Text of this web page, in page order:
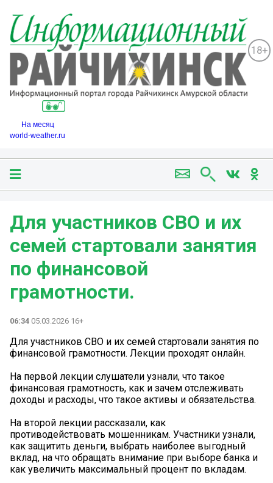
18+
На месяц
world-weather.ru
Для участников СВО и их
семей стартовали занятия
по финансовой
грамотности.
06:34 05.03.2026 16+
Для участников СВО и их семей стартовали занятия по
финансовой грамотности. Лекции проходят онлайн.
На первой лекции слушатели узнали, что такое
финансовая грамотность, как и зачем отслеживать
доходы и расходы, что такое активы и обязательства.
На второй лекции рассказали, как
противодействовать мошенникам. Участники узнали,
как защитить деньги, выбрать наиболее выгодный
вклад, на что обращать внимание при выборе банка и
как увеличить максимальный процент по вкладам.